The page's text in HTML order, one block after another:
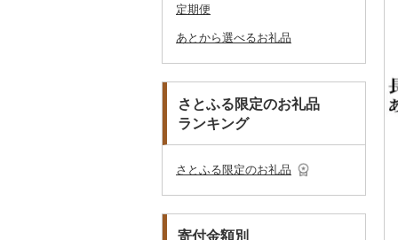
ジャム
その他缶詰・瓶詰
おせち
その他加工品
ケチャップ
こしょう
その他調味料
券
GDOふるさとゴルフ
プレークーポン
その他のゴルフプレー
花火大会チケット
カタログギフト
その他文房具
箸
スプーン・フォーク・
ナイフ
皿・椀
その他食器
フライパン
鍋
まな板
土鍋
日用品
洗剤
トイレットペーパー
ティッシュ
その他日用品
楽器・器材
本・CD・DVD
おもちゃ・ぬいぐるみ
ご当地キャラクター
ペット用品
その他雑貨
その他スポーツ
アロマ
プロテイン
その他美容
ツケース
その他鞄・バッグ
子供・ベビー
その他洋服
靴・履物
靴・シューズ
スリッパ・下駄・草履
その他靴・履物
アクセサリー
ペンダント・ネックレ
ス
ピアス・イヤリング
その他アクセサリー
その他服飾小物
ショール・ストール
マフラー・手袋
唐津焼
備前焼
美濃焼
村上木彫堆朱
その他装飾品・工芸品
数珠
工芸品
播州そろばん
美濃和紙
花
胡蝶蘭
造花・プリザーブドフ
ラワー
その他花
盆栽・その他
地域サービス
その他
定期便
あとから選べるお礼品
さとふる限定のお礼品
ランキング
さとふる限定のお礼品
寄付金額別